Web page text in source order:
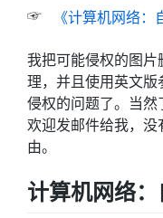
☞ 《计算机网络：
我把可能侵权的图
理，并且使用英文版
侵权的问题了。当
欢迎发邮件给我，
由。
计算机网络